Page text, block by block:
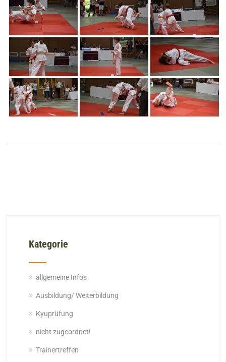
Kategorie
allgemeine Infos
Ausbildung/ Weiterbildung
Kyuprüfung
nicht zugeordnet!
Trainertreffen